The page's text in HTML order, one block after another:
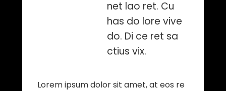
net lao ret. Cu
has do lore vive
do. Di ce ret sa
ctius vix.
Lorem ipsum dolor sit amet, at eos re